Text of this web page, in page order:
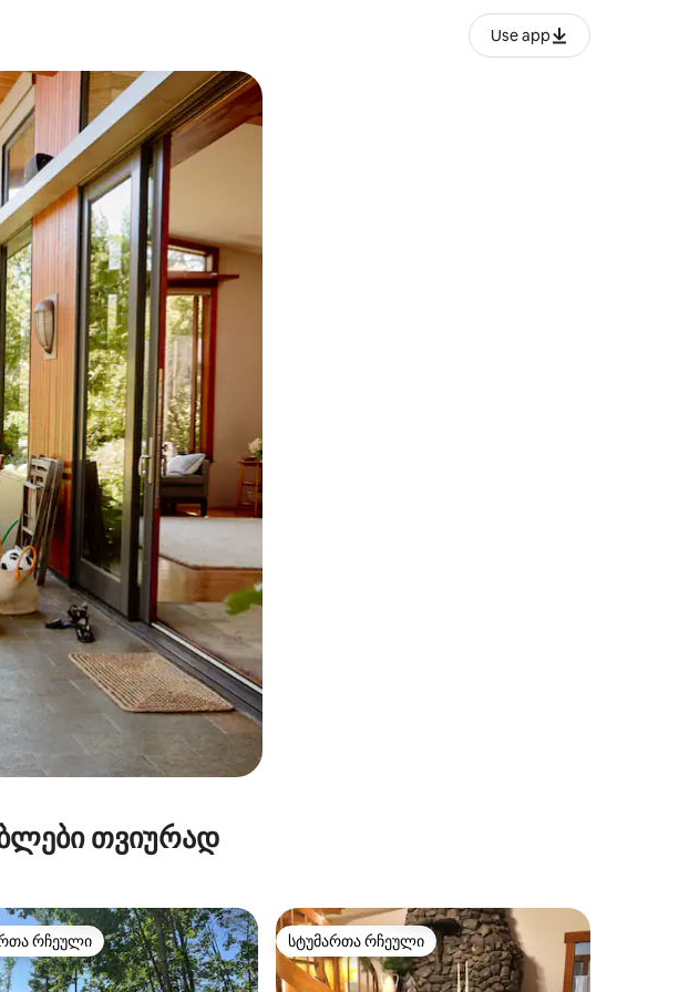
Use app
მიმართული ისრებით ან შეხებისა თუ თითის გასმის ჟესტები.
თვიურად
რჩეული
რჩეული სტუმართა რჩეული
სტუმართა რჩეული